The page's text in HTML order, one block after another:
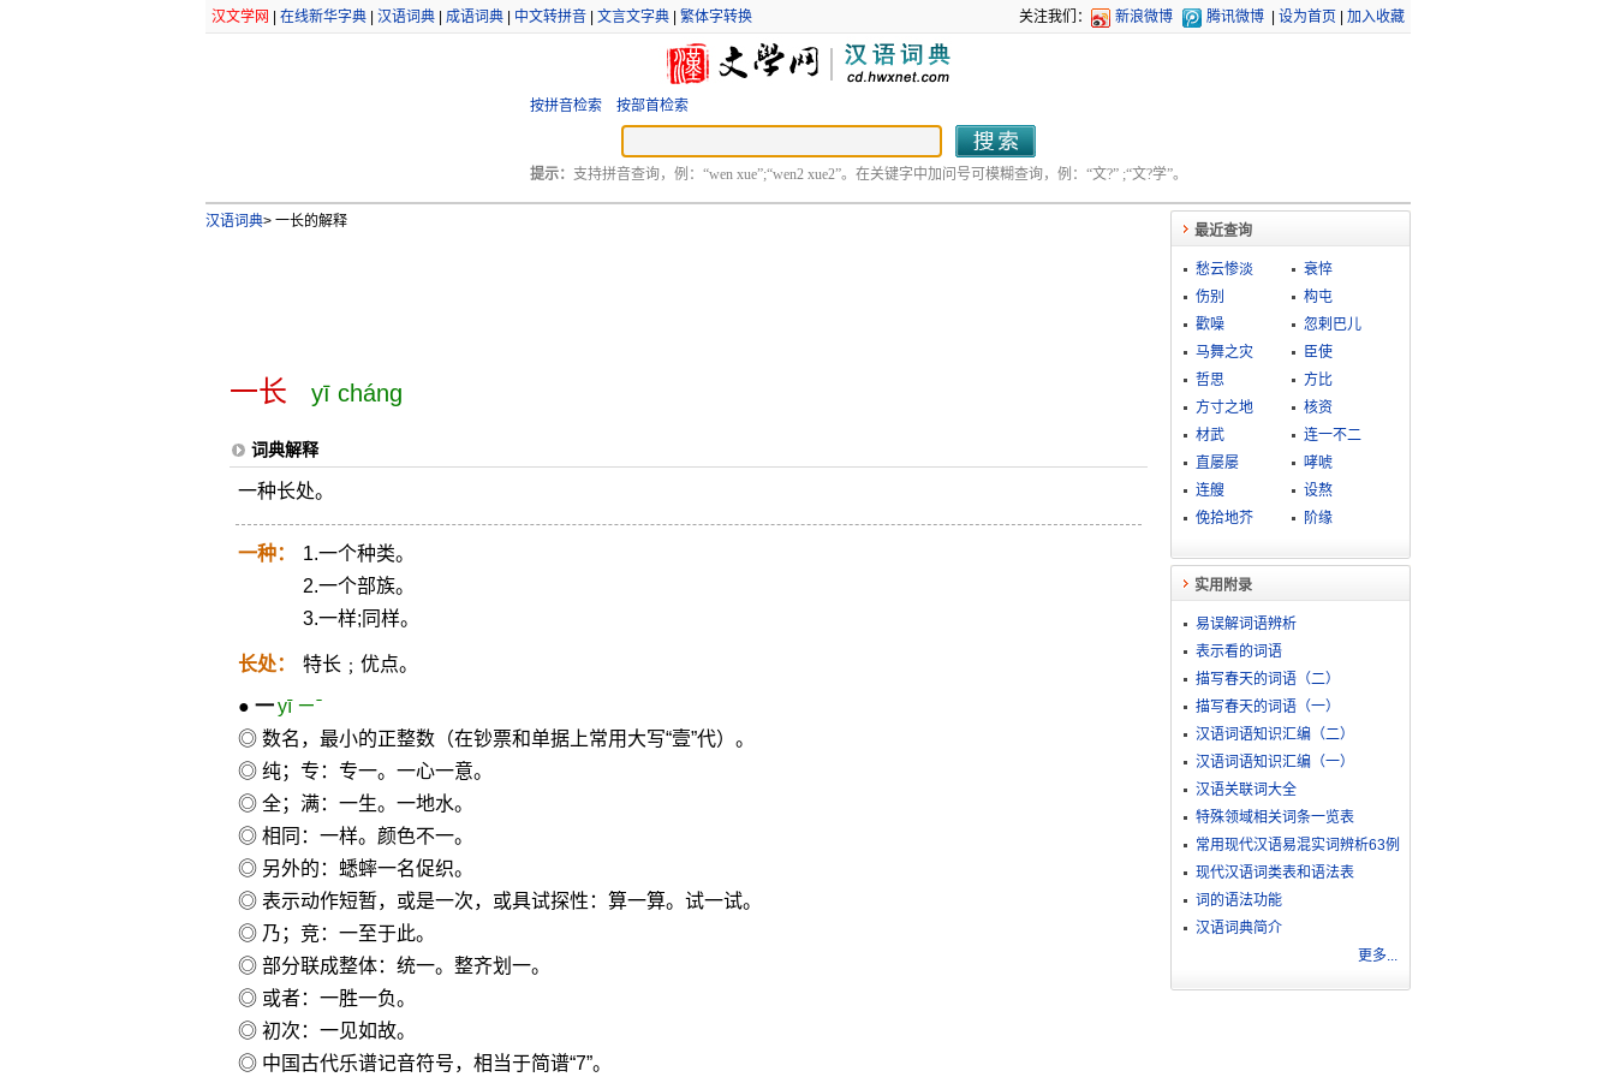
汉文学网 在线新华字典| 汉语词典| 成语词典| 中文转拼音| 文言文字典| 繁体字转换 关注我们： 新浪微博 腾讯微博 设为首页 加入收藏
按拼音检索 按部首检索
提示： 支持拼音查询，例：“wen xue”;“wen2 xue2”。在关键字中加问号可模糊查询，例：“文?” ;“文?学”。
汉语词典>一长的解释
一长 yī cháng
词典解释
一种长处。
一种：
1.一个种类。
2.一个部族。
3.一样;同样。
长处： 特长﹔优点。
● 一 yī ㄧˉ
◎ 数名，最小的正整数（在钞票和单据上常用大写“壹”代）。
◎ 纯；专：专一。一心一意。
◎ 全；满：一生。一地水。
◎ 相同：一样。颜色不一。
◎ 另外的：蟋蟀一名促织。
◎ 表示动作短暂，或是一次，或具试探性：算一算。试一试。
◎ 乃；竞：一至于此。
◎ 部分联成整体：统一。整齐划一。
◎ 或者：一胜一负。
◎ 初次：一见如故。
◎ 中国古代乐谱记音符号，相当于简谱“7”。
最近查询
愁云惨淡
衰悴
伤别
构屯
歡噪
忽剌巴儿
马舞之灾
臣使
哲思
方比
方寸之地
核资
材武
连一不二
直屡屡
哮唬
连艘
设熬
俛拾地芥
阶缘
实用附录
易误解词语辨析
表示看的词语
描写春天的词语（二）
描写春天的词语（一）
汉语词语知识汇编（二）
汉语词语知识汇编（一）
汉语关联词大全
特殊领域相关词条一览表
常用现代汉语易混实词辨析63例
现代汉语词类表和语法表
词的语法功能
汉语词典简介
更多...